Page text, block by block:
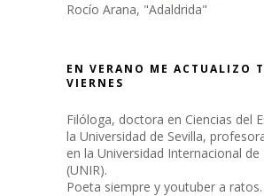
Rocío Arana, "Adaldrida"
EN VERANO ME ACTUALIZO
VIERNES
Filóloga, doctora en Ciencias del
la Universidad de Sevilla,
en la Universidad Internacional de
(UNIR).
Poeta siempre y youtuber a ratos.